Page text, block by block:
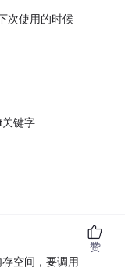
次使用的时候
键字
空间，要调用
赞